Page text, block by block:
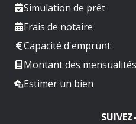
Simulation de prêt
Frais de notaire
Capacité d'emprunt
Montant des mensualités
Estimer un bien